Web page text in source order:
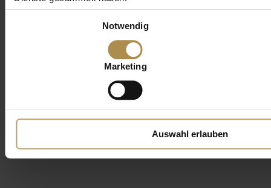
Notwendig
Marketing
Auswahl erlauben